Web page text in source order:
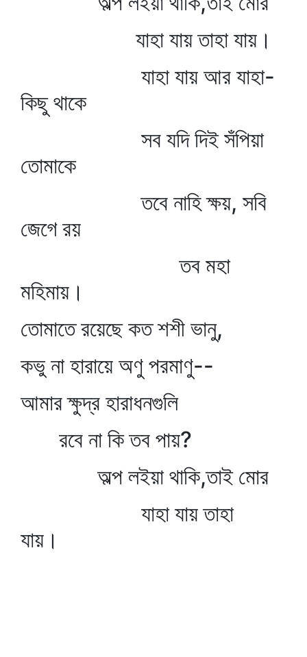
যাহা যায় তাহা যায়।
যাহা যায় আর যাহা-
কিছু থাকে
সব যদি দিই সঁপিয়া
তোমাকে
তবে নাহি ক্ষয়, সবি
জেগে রয়
তব মহা
মহিমায়।
তোমাতে রয়েছে কত শশী ভানু,
কভু না হারায়ে অণু পরমাণু--
আমার ক্ষুদ্র হারাধনগুলি
রবে না কি তব পায়?
অল্প লইয়া থাকি,তাই মোর
যাহা যায় তাহা
যায়।